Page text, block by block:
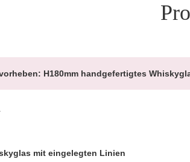
H180mm handgefertigtes
mit eingelegten Linien